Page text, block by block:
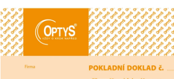
produktu
je
0,0
z
5
hvězdiček.